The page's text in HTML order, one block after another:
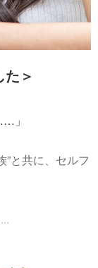
＞
」
”と共に、セルフ